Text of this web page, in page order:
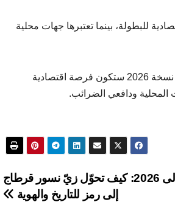
للبطولة، بينما تعتبرها جهات محلية
وبين وعود النمو الاقتصادي والجدل حول التكاليف، يبقى السؤال مفتوحاً حول ما إذا كانت نسخة 2026 ستكون فرصة اقتصادية
المحلية ودافعي الضرائب.
من قميص 1978 إلى 2026: كيف تحوّل زيّ نسور قرطاج
إلى رمز للتاريخ والهوية